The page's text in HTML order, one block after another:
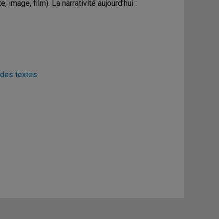
film). La narrativité aujourd'hui :
textes